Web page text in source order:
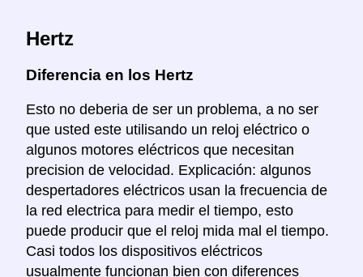
Hertz
Diferencia en los Hertz
Esto no deberia de ser un problema, a no ser
que usted este utilisando un reloj eléctrico o
algunos motores eléctricos que necesitan
precision de velocidad. Explicación: algunos
despertadores eléctricos usan la frecuencia de
la red electrica para medir el tiempo, esto
puede producir que el reloj mida mal el tiempo.
Casi todos los dispositivos eléctricos
usualmente funcionan bien con diferences